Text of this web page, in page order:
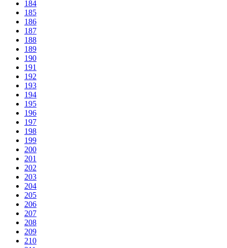
184
185
186
187
188
189
190
191
192
193
194
195
196
197
198
199
200
201
202
203
204
205
206
207
208
209
210